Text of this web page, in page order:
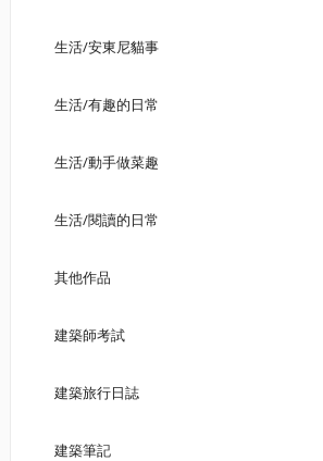
生活/安東尼貓事
生活/有趣的日常
生活/動手做菜趣
生活/閱讀的日常
其他作品
建築師考試
建築旅行日誌
建築筆記